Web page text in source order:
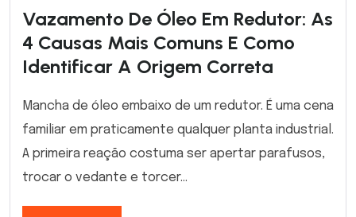
Vazamento De Óleo Em Redutor: As
4 Causas Mais Comuns E Como
Identificar A Origem Correta
Mancha de óleo embaixo de um redutor. É uma cena
familiar em praticamente qualquer planta industrial.
A primeira reação costuma ser apertar parafusos,
trocar o vedante e torcer...